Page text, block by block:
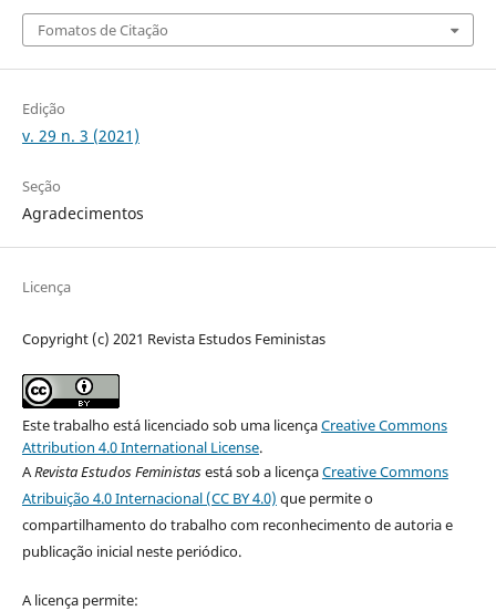
Fomatos de Citação
Edição
v. 29 n. 3 (2021)
Seção
Agradecimentos
Licença
Copyright (c) 2021 Revista Estudos Feministas
Este trabalho está licenciado sob uma licençaCreative Commons
Attribution 4.0 International License.
ARevista Estudos Feministasestá sob a licençaCreative Commons
Atribuição 4.0 Internacional (CC BY 4.0) que permite o
compartilhamento do trabalho com reconhecimento de autoria e
publicação inicial neste periódico.
A licença permite: